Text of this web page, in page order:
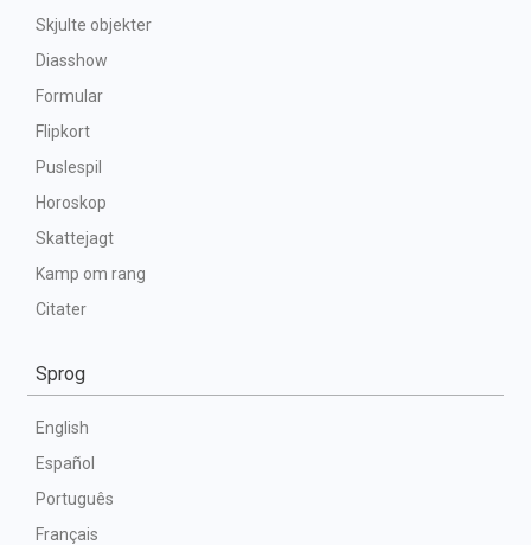
Skjulte objekter
Diasshow
Formular
Flipkort
Puslespil
Horoskop
Skattejagt
Kamp om rang
Citater
Sprog
English
Español
Português
Français